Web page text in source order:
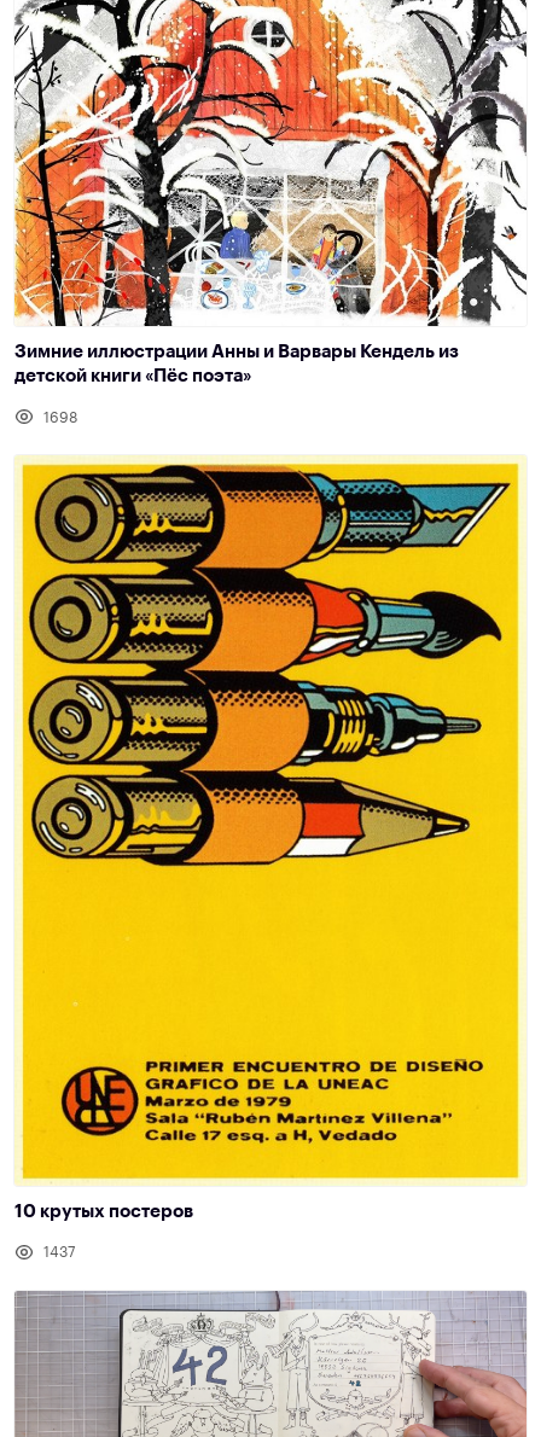
Зимние иллюстрации Анны и Варвары Кендель из
детской книги «Пёс поэта»
1698
10 крутых постеров
1437